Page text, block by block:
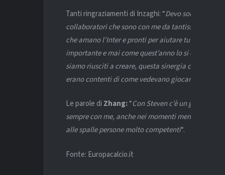
Tanti ringraziamenti di Inzaghi: “Devo solo
collaboratori che sono con me da tantissimi anni;
che amano l’Inter e pronti per aiutare tutti
importante e mai come quest’anno lo si è fatto
siamo riusciti a creare, questa sinergia con i
erano contenti di come vedevano giocare l’Inter”
Le parole di Zhang:“Con Steven c’è un grande
sempre con me, anche nei momenti meno
alle spalle persone molto competenti“.
Fonte: Europacalcio.it